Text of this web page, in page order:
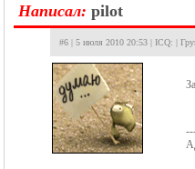
Hаписал: pilot
#6 | 5 июля 2010 20:53 | ICQ: |